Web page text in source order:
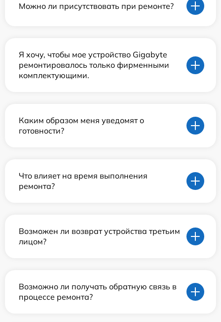
Можно ли присутствовать при ремонте?
Я хочу, чтобы мое устройство Gigabyte
ремонтировалось только фирменными
комплектующими.
Каким образом меня уведомят о
готовности?
Что влияет на время выполнения
ремонта?
Возможен ли возврат устройства третьим
лицом?
Возможно ли получать обратную связь в
процессе ремонта?